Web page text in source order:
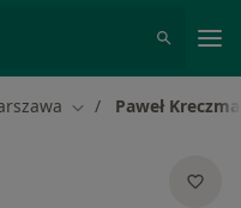
Zmień miasto
Paweł